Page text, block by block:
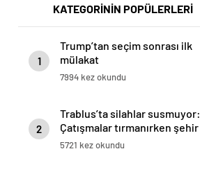
KATEGORİNİN POPÜLERLERİ
1
Trump’tan seçim sonrası ilk
mülakat
7994 kez okundu
2
Trablus’ta silahlar susmuyor:
Çatışmalar tırmanırken şehir
alarmda
5721 kez okundu